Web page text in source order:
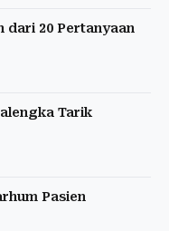
dari 20 Pertanyaan
Tarik
Pasien